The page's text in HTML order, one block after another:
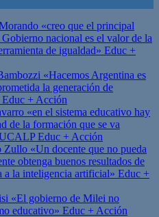
«creo que el principal
nacional es el valor de la
de igualdad» Educ +
«Hacemos Argentina es
la generación de
Educ + Acción
«en el sistema educativo hay
de la formación que se va
UCALPEduc + Acción
Zullo «Un docente que no pueda
obtenga buenos resultados de
a la inteligencia artificial» Educ +
«El gobierno de Milei no
educativo» Educ + Acción